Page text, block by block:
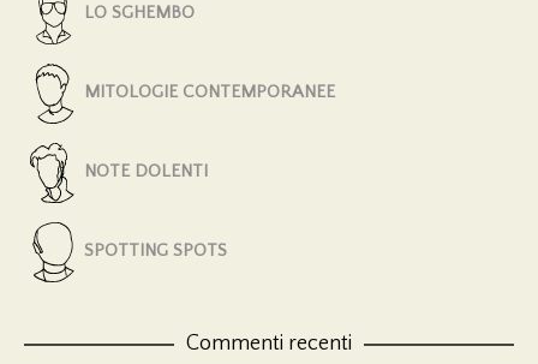
LO SGHEMBO
MITOLOGIE CONTEMPORANEE
NOTE DOLENTI
SPOTTING SPOTS
Commenti recenti